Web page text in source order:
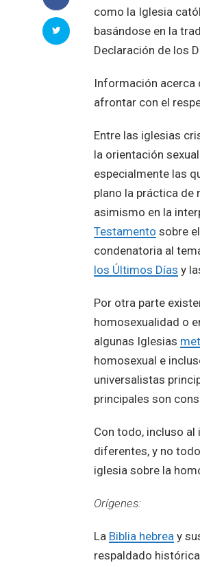
como la Iglesia
basándose en la
Declaración de los
Información acerca
afrontar con el
Entre las iglesias
la orientación
especialmente las
plano la práctica de
asimismo en la
Testamento sobre
condenatoria al
los Últimos Días y
Por otra parte
homosexualidad o
algunas Iglesias
homosexual e
universalistas
principales son
Con todo, incluso
diferentes, y no
iglesia sobre la
Orígenes:
La Biblia hebrea y
respaldado